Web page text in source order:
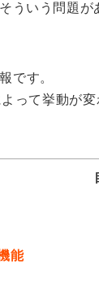
ういう問題
です。
って挙動が
能